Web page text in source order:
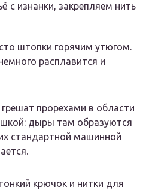
с изнанки, закрепляем нить
штопки горячим утюгом.
расплавится и
прорехами в области
дыры там образуются
стандартной машинной
крючок и нитки для